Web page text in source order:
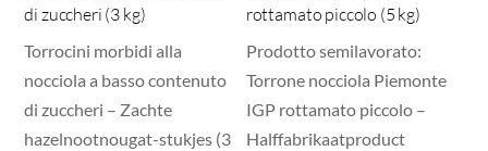
di zuccheri (3 kg)
Torrocini morbidi alla
nocciola a basso contenuto
di zuccheri – Zachte
hazelnootnougat-stukjes (3
rottamato piccolo (5 kg)
Prodotto semilavorato:
Torrone nocciola Piemonte
IGP rottamato piccolo –
Halffabrikaatproduct